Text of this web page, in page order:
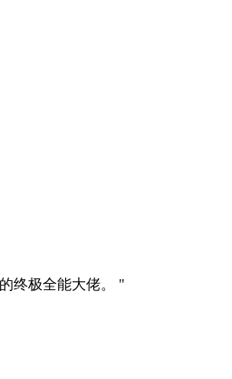
终极全能大佬。 "